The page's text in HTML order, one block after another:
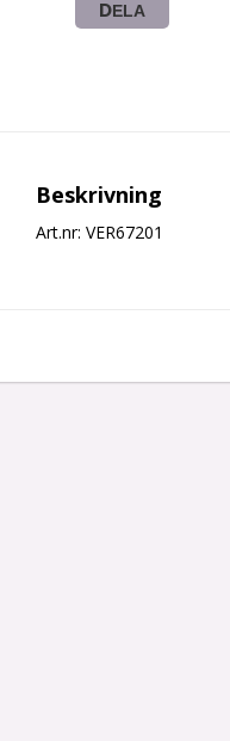
DELA
Beskrivning
Art.nr: VER67201